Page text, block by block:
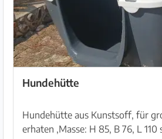
Hundehütte
Hundehütte aus Kunstsoff, für
erhaten ,Masse: H 85, B 76, L 110 steht in Alcudia